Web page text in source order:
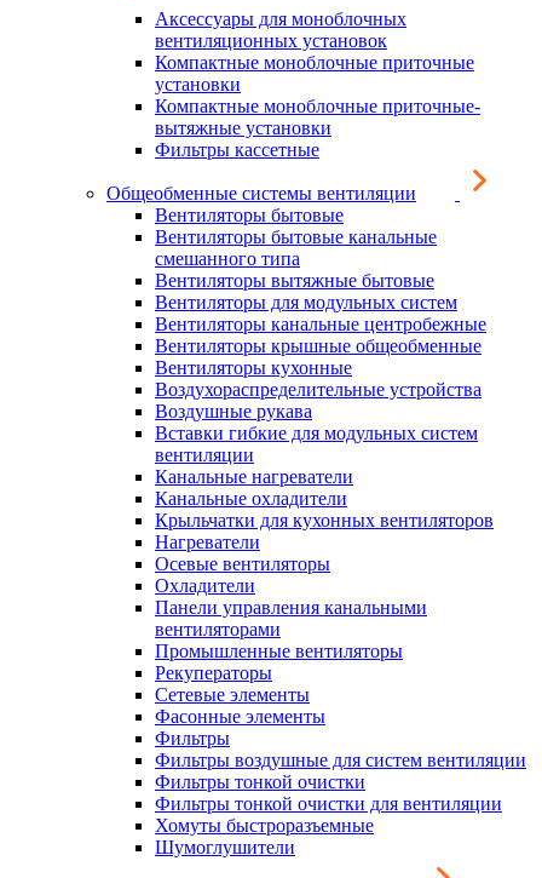
Аксессуары для моноблочных
вентиляционных установок
Компактные моноблочные приточные
установки
Компактные моноблочные приточные-
вытяжные установки
Фильтры кассетные
Общеобменные системы вентиляции
Вентиляторы бытовые
Вентиляторы бытовые канальные
смешанного типа
Вентиляторы вытяжные бытовые
Вентиляторы для модульных систем
Вентиляторы канальные центробежные
Вентиляторы крышные общеобменные
Вентиляторы кухонные
Воздухораспределительные устройства
Воздушные рукава
Вставки гибкие для модульных систем
вентиляции
Канальные нагреватели
Канальные охладители
Крыльчатки для кухонных вентиляторов
Нагреватели
Осевые вентиляторы
Охладители
Панели управления канальными
вентиляторами
Промышленные вентиляторы
Рекуператоры
Сетевые элементы
Фасонные элементы
Фильтры
Фильтры воздушные для систем вентиляции
Фильтры тонкой очистки
Фильтры тонкой очистки для вентиляции
Хомуты быстроразъемные
Шумоглушители